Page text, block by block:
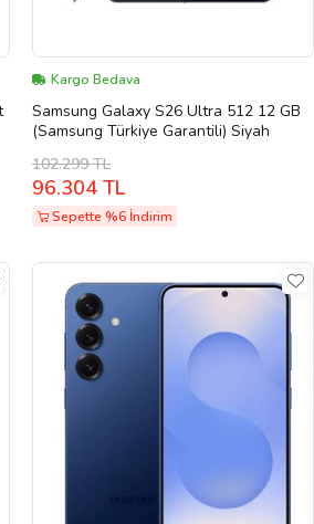
Kargo Bedava
Samsung Galaxy S26 Ultra 512 12 GB
(Samsung Türkiye Garantili) Siyah
102.299 TL
96.304 TL
Sepette %6 İndirim